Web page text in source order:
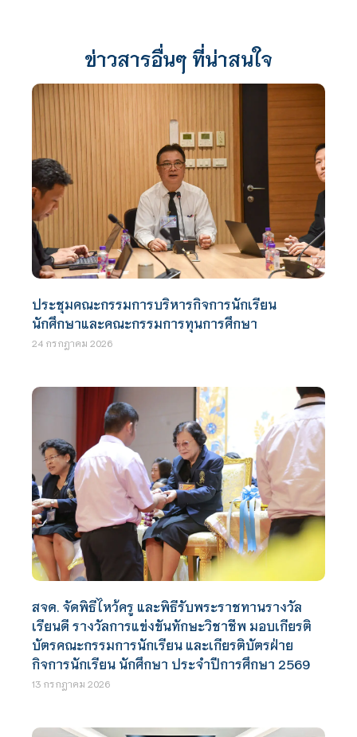
ข่าวสารอื่นๆ ที่น่าสนใจ
ประชุมคณะกรรมการบริหารกิจการนักเรียน
นักศึกษาและคณะกรรมการทุนการศึกษา
24 กรกฎาคม 2026
สจด. จัดพิธีไหว้ครู และพิธีรับพระราชทานรางวัล
เรียนดี รางวัลการแข่งขันทักษะวิชาชีพ มอบเกียรติ
บัตรคณะกรรมการนักเรียน และเกียรติบัตรฝ่าย
กิจการนักเรียน นักศึกษา ประจำปีการศึกษา 2569
13 กรกฎาคม 2026